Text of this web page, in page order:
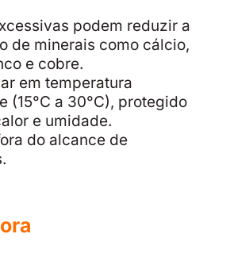
podem reduzir a
de minerais como cálcio,
e cobre.
em temperatura
(15°C a 30°C), protegido
e umidade.
do alcance de